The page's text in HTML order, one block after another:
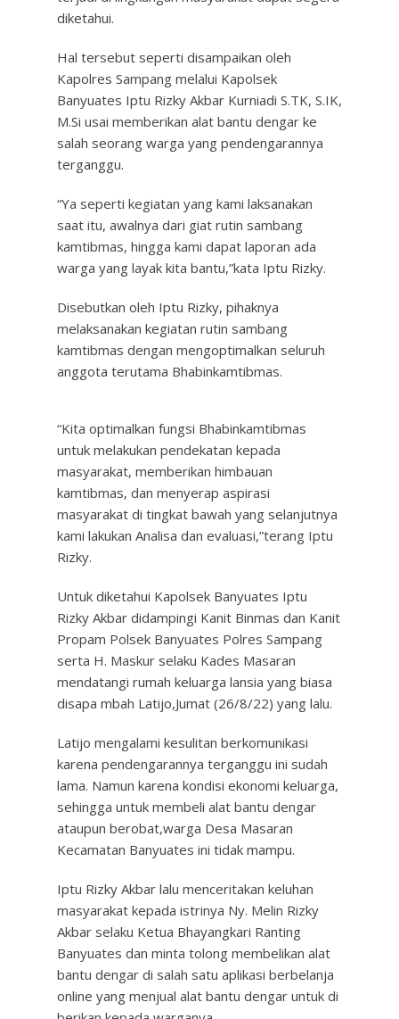
diketahui.
Hal tersebut seperti disampaikan oleh
Kapolres Sampang melalui Kapolsek
Banyuates Iptu Rizky Akbar Kurniadi S.TK, S.IK,
M.Si usai memberikan alat bantu dengar ke
salah seorang warga yang pendengarannya
terganggu.
“Ya seperti kegiatan yang kami laksanakan
saat itu, awalnya dari giat rutin sambang
kamtibmas, hingga kami dapat laporan ada
warga yang layak kita bantu,”kata Iptu Rizky.
Disebutkan oleh Iptu Rizky, pihaknya
melaksanakan kegiatan rutin sambang
kamtibmas dengan mengoptimalkan seluruh
anggota terutama Bhabinkamtibmas.
“Kita optimalkan fungsi Bhabinkamtibmas
untuk melakukan pendekatan kepada
masyarakat, memberikan himbauan
kamtibmas, dan menyerap aspirasi
masyarakat di tingkat bawah yang selanjutnya
kami lakukan Analisa dan evaluasi,”terang Iptu
Rizky.
Untuk diketahui Kapolsek Banyuates Iptu
Rizky Akbar didampingi Kanit Binmas dan Kanit
Propam Polsek Banyuates Polres Sampang
serta H. Maskur selaku Kades Masaran
mendatangi rumah keluarga lansia yang biasa
disapa mbah Latijo,Jumat (26/8/22) yang lalu.
Latijo mengalami kesulitan berkomunikasi
karena pendengarannya terganggu ini sudah
lama. Namun karena kondisi ekonomi keluarga,
sehingga untuk membeli alat bantu dengar
ataupun berobat,warga Desa Masaran
Kecamatan Banyuates ini tidak mampu.
Iptu Rizky Akbar lalu menceritakan keluhan
masyarakat kepada istrinya Ny. Melin Rizky
Akbar selaku Ketua Bhayangkari Ranting
Banyuates dan minta tolong membelikan alat
bantu dengar di salah satu aplikasi berbelanja
online yang menjual alat bantu dengar untuk di